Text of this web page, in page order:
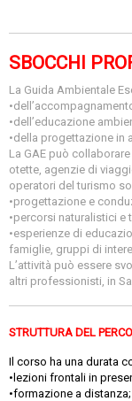
SBOCCHI
La Guida Ambientale
•dell’educazione
•della progettazione in
La GAE può
otette, agenzie di
operatori del turismo
•progettazione e
•percorsi naturalistici e
•esperienze di
famiglie, gruppi di
L’attività può essere
altri professionisti, in
STRUTTURA DEL
Il corso ha una durata
•lezioni frontali in
•formazione a distanza;